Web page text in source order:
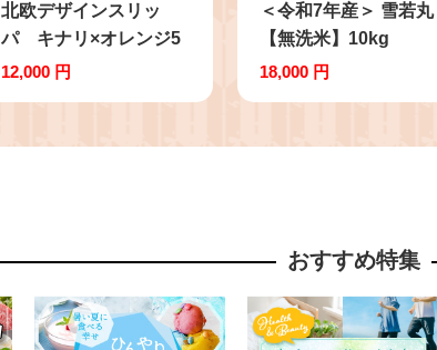
北欧デザインスリッ
パ キナリ×オレンジ5
足セット
12,000 円
＜令和7年産＞ 雪若丸
【無洗米】10kg
（5kg×2袋）＜配送時
18,000 円
おすすめ特集